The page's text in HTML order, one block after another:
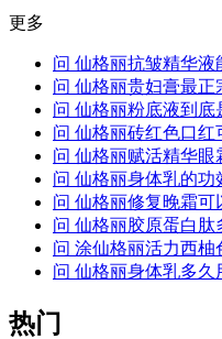
更多
问 仙格丽抗皱精华液
问 仙格丽贵妇膏最正
问 仙格丽粉底液到底
问 仙格丽砖红色口红
问 仙格丽赋活精华眼
问 仙格丽身体乳的功
问 仙格丽修复晚霜可
问 仙格丽胶原蛋白肽
问 涂仙格丽活力西柚
问 仙格丽身体乳多久
热门